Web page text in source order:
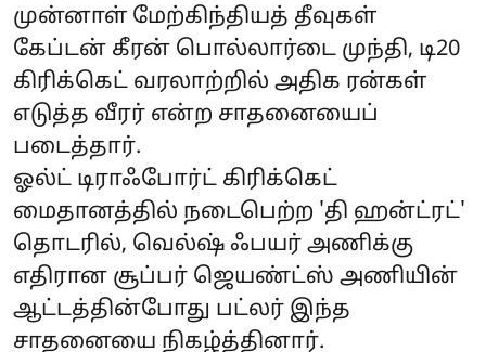
முன்னாள் மேற்கிந்தியத் தீவுகள்
கேப்டன் கீரன் பொல்லார்டை முந்தி, டி20
கிரிக்கெட் வரலாற்றில் அதிக ரன்கள்
எடுத்த வீரர் என்ற சாதனையைப்
படைத்தார்.
ஓல்ட் டிராஃபோர்ட் கிரிக்கெட்
மைதானத்தில் நடைபெற்ற 'தி ஹன்ட்ரட்'
தொடரில், வெல்ஷ் ஃபயர் அணிக்கு
எதிரான சூப்பர் ஜெயண்ட்ஸ் அணியின்
ஆட்டத்தின்போது பட்லர் இந்த
சாதனையை நிகழ்த்தினார்.